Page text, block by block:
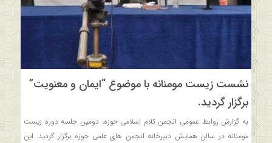
نشست زیست مومنانه با موضوع “ایمان و معنویت”
برگزار گردید.
به گزارش روابط عمومی انجمن کلام اسلامی حوزه، دومین جلسه دوره زیست
مومنانه در سالن همایش دبیرخانه انجمن های علمی حوزه برگزار گردید. این